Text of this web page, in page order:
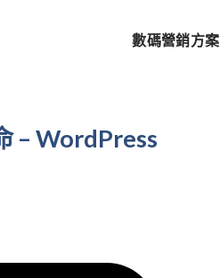
數碼營銷方案
– WordPress